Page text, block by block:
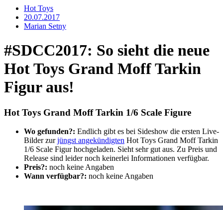
Hot Toys
20.07.2017
Marian Setny
#SDCC2017: So sieht die neue
Hot Toys Grand Moff Tarkin
Figur aus!
Hot Toys Grand Moff Tarkin 1/6 Scale Figure
Wo gefunden?: Endlich gibt es bei Sideshow die ersten Live-
Bilder zurjüngst angekündigten Hot Toys Grand Moff Tarkin
1/6 Scale Figur hochgeladen. Sieht sehr gut aus. Zu Preis und
Release sind leider noch keinerlei Informationen verfügbar.
Preis?: noch keine Angaben
Wann verfügbar?: noch keine Angaben